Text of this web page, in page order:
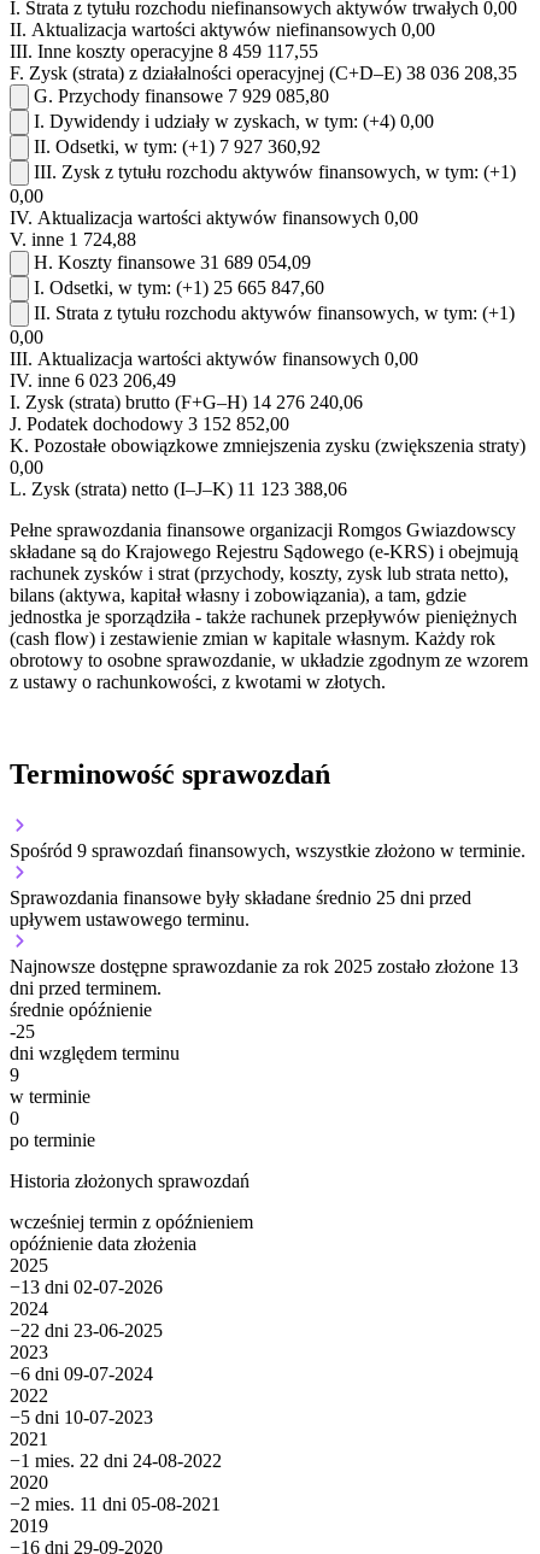
I. Strata z tytułu rozchodu niefinansowych aktywów trwałych 0,00
II. Aktualizacja wartości aktywów niefinansowych 0,00
III. Inne koszty operacyjne 8 459 117,55
F. Zysk (strata) z działalności operacyjnej (C+D–E) 38 036 208,35
G. Przychody finansowe 7 929 085,80
I. Dywidendy i udziały w zyskach, w tym: (+4) 0,00
II. Odsetki, w tym: (+1) 7 927 360,92
III. Zysk z tytułu rozchodu aktywów finansowych, w tym: (+1)
0,00
IV. Aktualizacja wartości aktywów finansowych 0,00
V. inne 1 724,88
H. Koszty finansowe 31 689 054,09
I. Odsetki, w tym: (+1) 25 665 847,60
II. Strata z tytułu rozchodu aktywów finansowych, w tym: (+1)
0,00
III. Aktualizacja wartości aktywów finansowych 0,00
IV. inne 6 023 206,49
I. Zysk (strata) brutto (F+G–H) 14 276 240,06
J. Podatek dochodowy 3 152 852,00
K. Pozostałe obowiązkowe zmniejszenia zysku (zwiększenia straty)
0,00
L. Zysk (strata) netto (I–J–K) 11 123 388,06
Pełne sprawozdania finansowe organizacji Romgos Gwiazdowscy
składane są do Krajowego Rejestru Sądowego (e-KRS) i obejmują
rachunek zysków i strat (przychody, koszty, zysk lub strata netto),
bilans (aktywa, kapitał własny i zobowiązania), a tam, gdzie
jednostka je sporządziła - także rachunek przepływów pieniężnych
(cash flow) i zestawienie zmian w kapitale własnym. Każdy rok
obrotowy to osobne sprawozdanie, w układzie zgodnym ze wzorem
z ustawy o rachunkowości, z kwotami w złotych.
Terminowość sprawozdań
Spośród 9 sprawozdań finansowych, wszystkie złożono w terminie.
Sprawozdania finansowe były składane średnio 25 dni przed
upływem ustawowego terminu.
Najnowsze dostępne sprawozdanie za rok 2025 zostało złożone 13
dni przed terminem.
średnie opóźnienie
-25
dni względem terminu
9
w terminie
0
po terminie
Historia złożonych sprawozdań
wcześniej termin z opóźnieniem
opóźnienie data złożenia
2025
−13 dni 02-07-2026
2024
−22 dni 23-06-2025
2023
−6 dni 09-07-2024
2022
−5 dni 10-07-2023
2021
−1 mies. 22 dni 24-08-2022
2020
−2 mies. 11 dni 05-08-2021
2019
−16 dni 29-09-2020